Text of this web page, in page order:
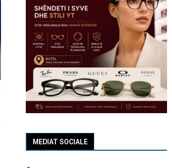
MEDIAT SOCIALE